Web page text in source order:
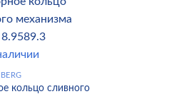
кольцо сливного